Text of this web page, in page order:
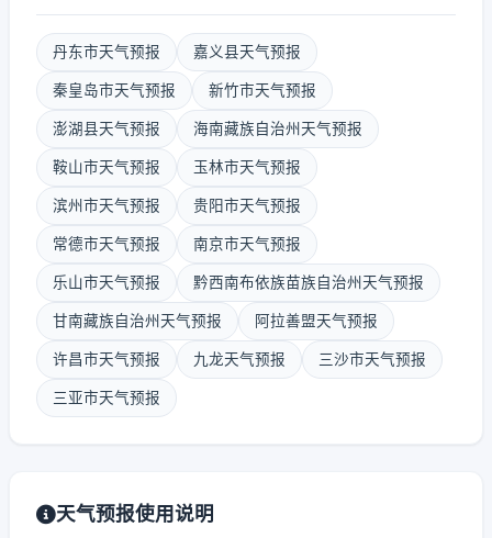
丹东市天气预报 嘉义县天气预报
秦皇岛市天气预报 新竹市天气预报
澎湖县天气预报 海南藏族自治州天气预报
鞍山市天气预报 玉林市天气预报
滨州市天气预报 贵阳市天气预报
常德市天气预报 南京市天气预报
乐山市天气预报 黔西南布依族苗族自治州天气预报
甘南藏族自治州天气预报 阿拉善盟天气预报
许昌市天气预报 九龙天气预报 三沙市天气预报
三亚市天气预报
天气预报使用说明